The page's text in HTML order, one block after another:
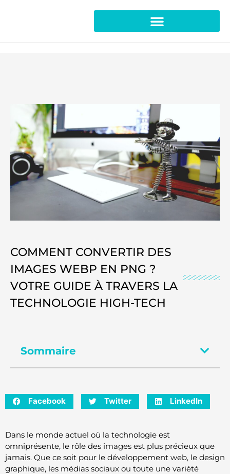
COMMENT CONVERTIR DES
IMAGES WEBP EN PNG ?
VOTRE GUIDE À TRAVERS LA
TECHNOLOGIE HIGH-TECH
Sommaire
Facebook Twitter LinkedIn
Dans le monde actuel où la technologie est
omniprésente, le rôle des images est plus précieux que
jamais. Que ce soit pour le développement web, le design
graphique, les médias sociaux ou toute une variété